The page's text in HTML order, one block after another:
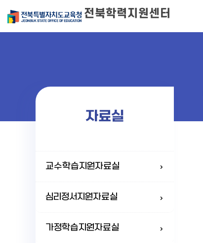
전북학력지원센터
자료실
교수학습지원자료실
심리정서지원자료실
가정학습지원자료실